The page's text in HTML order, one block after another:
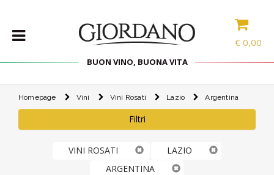
€ 0,00
BUON VINO, BUONA VITA
VINI
INTERNAZIONALE
Homepage Vini Vini Rosati Lazio Argentina
Filtri
VINI ROSATI
LAZIO
ARGENTINA